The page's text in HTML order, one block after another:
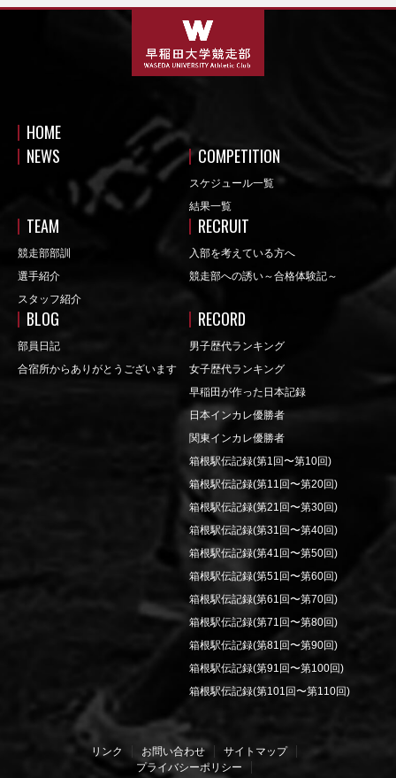
HOME
NEWS
COMPETITION
スケジュール一覧
結果一覧
TEAM
競走部部訓
選手紹介
スタッフ紹介
RECRUIT
入部を考えている方へ
競走部への誘い～合格体験記～
BLOG
部員日記
合宿所からありがとうございます
RECORD
男子歴代ランキング
女子歴代ランキング
早稲田が作った日本記録
日本インカレ優勝者
関東インカレ優勝者
箱根駅伝記録(第1回〜第10回)
箱根駅伝記録(第11回〜第20回)
箱根駅伝記録(第21回〜第30回)
箱根駅伝記録(第31回〜第40回)
箱根駅伝記録(第41回〜第50回)
箱根駅伝記録(第51回〜第60回)
箱根駅伝記録(第61回〜第70回)
箱根駅伝記録(第71回〜第80回)
箱根駅伝記録(第81回〜第90回)
箱根駅伝記録(第91回〜第100回)
箱根駅伝記録(第101回〜第110回)
リンク お問い合わせ
サイトマップ
プライバシーポリシー